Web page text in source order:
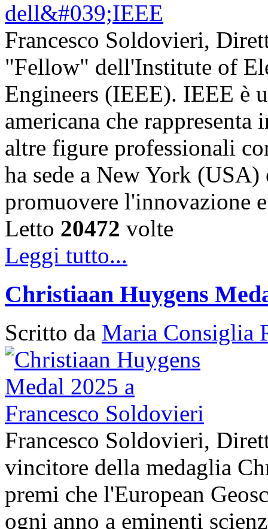
Francesco Soldovieri,
"Fellow" dell'Institute of
Engineers (IEEE). IEEE è
americana che
altre figure professionali
ha sede a New York
promuovere l'innovazione
Letto 20472 volte
Leggi tutto...
Christiaan Huygens
Scritto da Maria Consiglia
Francesco Soldovieri,
vincitore della medaglia
premi che l'European
ogni anno a eminenti